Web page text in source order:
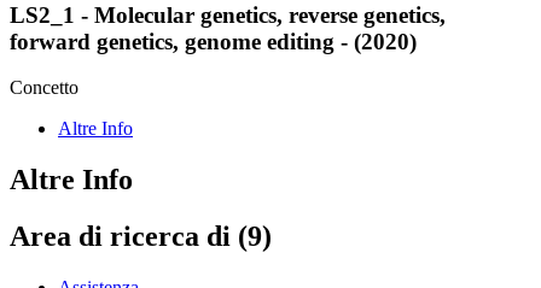
LS2_1 - Molecular genetics, reverse genetics,
forward genetics, genome editing - (2020)
Concetto
Altre Info
Altre Info
Area di ricerca di (9)